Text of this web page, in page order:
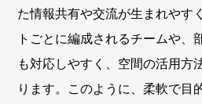
た情報共有や交流が生まれやす
トごとに編成されるチームや、
も対応しやすく、空間の活用方
ります。このように、柔軟で目